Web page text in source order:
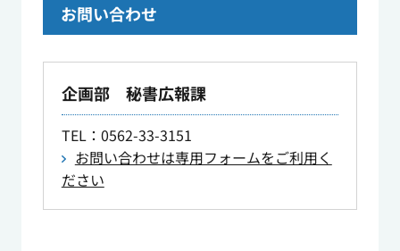
お問い合わせ
企画部 秘書広報課
TEL ：0562-33-3151
お問い合わせは専用フォームをご利用く
ださい